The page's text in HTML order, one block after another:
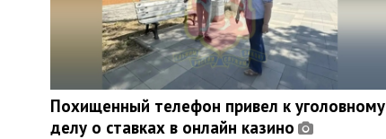
Похищенный телефон привел к уголовному
делу о ставках в онлайн казино